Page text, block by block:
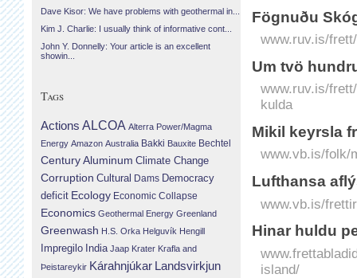
Fögnuðu
www.ruv.is/
Um tvö
www.ruv.is/
kulda
Mikil keyrsla
www.vb.is/folk/
Lufthansa
www.vb.is/
Hinar huldu
island/
Dave Kisor: We have problems with geothermal in...
Kim J. Charlie: I usually think of informative cont...
John Y. Donnelly: Your article is an excellent
showin...
Tags
Actions ALCOA Alterra Power/Magma
Energy Amazon Australia Bakki Bauxite Bechtel
Century Aluminum Climate Change
Corruption Cultural Dams Democracy
deficit Ecology Economic Collapse
Economics Geothermal Energy Greenland
Greenwash H.S. Orka Helguvík Hengill
Impregilo India Jaap Krater Krafla and
Þeistareykir Kárahnjúkar Landsvirkjun